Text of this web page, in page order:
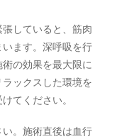
していると、筋肉
ます。深呼吸を行
の効果を最大限に
ックスした環境を
てください。
。施術直後は血行